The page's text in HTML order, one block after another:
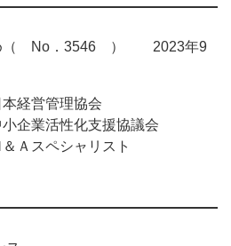
（ No．3546 ） 2023年9
理協会
化支援協議会
シャリスト